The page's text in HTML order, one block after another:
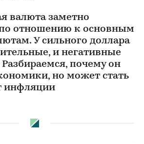
валюта заметно
отношению к основным
У сильного доллара
и негативные
Разбираемся, почему он
но может стать
инфляции